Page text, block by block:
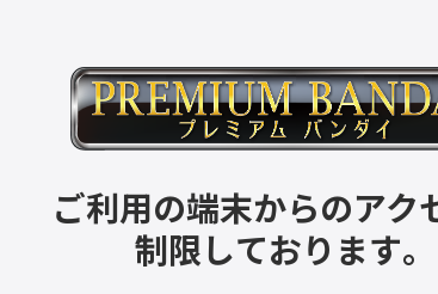
ご利用の端末からのアク
制限しております。